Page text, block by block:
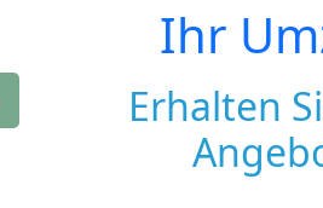
Ihr
Erhalten